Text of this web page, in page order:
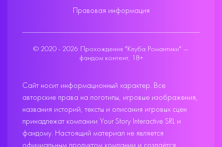
Правовая информация
© 2020 - 2026 Прохождения "Клуба Романтики" —
фандом контент, 18+
Сайт носит информационный характер. Все
авторские права на логотипы, игровые изображения,
названия историй, тексты и описания игровых сцен
принадлежат компании Your Story Interactive SRL и
фандому. Настоящий материал не является